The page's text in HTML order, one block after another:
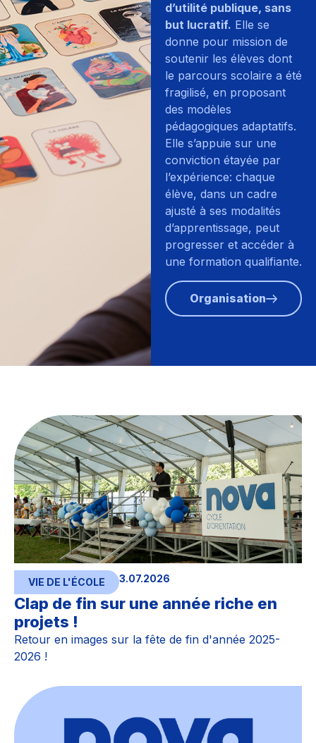
d’utilité publique, sans
but lucratif. Elle se
donne pour mission de
soutenir les élèves dont
le parcours scolaire a été
fragilisé, en proposant
des modèles
pédagogiques adaptatifs.
Elle s’appuie sur une
conviction étayée par
l’expérience: chaque
élève, dans un cadre
ajusté à ses modalités
d’apprentissage, peut
progresser et accéder à
une formation qualifiante.
Organisation
VIE DE L'ÉCOLE 3.07.2026
Clap de fin sur une année riche en
projets !
Retour en images sur la fête de fin d'année 2025-
2026 !